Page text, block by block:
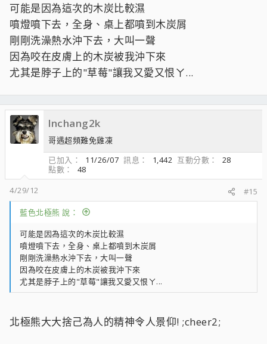
可能是因為這次的木炭比較濕
噴燈噴下去，全身、桌上都噴到木炭屑
剛剛洗澡熱水沖下去，大叫一聲
因為咬在皮膚上的木炭被我沖下來
尤其是脖子上的"草莓"讓我又愛又恨ㄚ...
lnchang2k
哥遇超頻難免雞凍
已加入
11/26/07 訊息 1,442 互動分數
28
點數
48
4/29/12
#15
藍色北極熊 說：
可能是因為這次的木炭比較濕
噴燈噴下去，全身、桌上都噴到木炭屑
剛剛洗澡熱水沖下去，大叫一聲
因為咬在皮膚上的木炭被我沖下來
尤其是脖子上的"草莓"讓我又愛又恨ㄚ...
北極熊大大捨己為人的精神令人景仰! ;cheer2;